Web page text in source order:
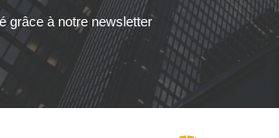
grâce à notre newsletter